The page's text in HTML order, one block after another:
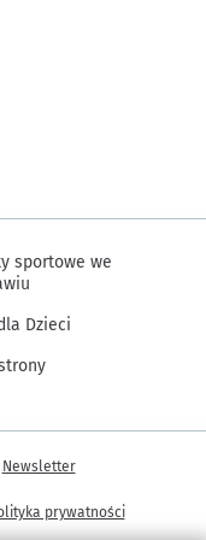
sportowe we
Dzieci
Newsletter
prywatności